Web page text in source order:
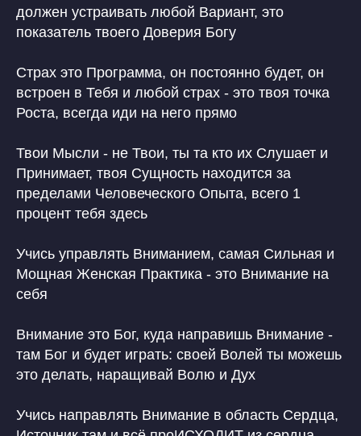
должен устраивать любой Вариант, это
показатель твоего Доверия Богу
Страх это Программа, он постоянно будет, он
встроен в Тебя и любой страх - это твоя точка
Роста, всегда иди на него прямо
Твои Мысли - не Твои, ты та кто их Слушает и
Принимает, твоя Сущность находится за
пределами Человеческого Опыта, всего 1
процент тебя здесь
Учись управлять Вниманием, самая Сильная и
Мощная Женская Практика - это Внимание на
себя
Внимание это Бог, куда направишь Внимание -
там Бог и будет играть: своей Волей ты можешь
это делать, наращивай Волю и Дух
Учись направлять Внимание в область Сердца,